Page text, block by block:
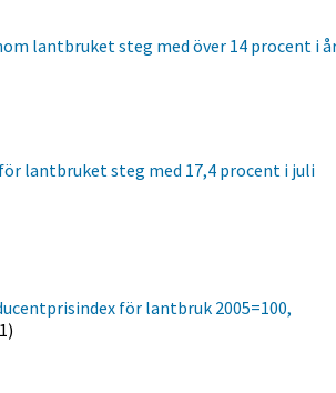
lantbruket steg med över 14 procent i
lantbruket steg med 17,4 procent i juli
för lantbruk 2005=100,